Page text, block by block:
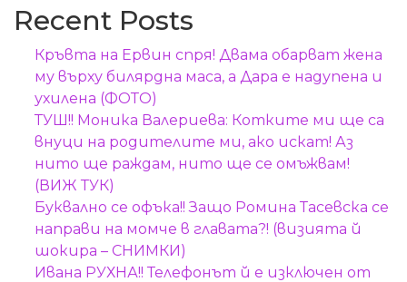
Recent Posts
Кръвта на Ервин спря! Двама обарват жена
му върху билярдна маса, а Дара е надупена и
ухилена (ФОТО)
ТУШ!! Моника Валериева: Котките ми ще са
внуци на родителите ми, ако искат! Аз
нито ще раждам, нито ще се омъжвам!
(ВИЖ ТУК)
Буквално се офъка!! Защо Ромина Тасевска се
направи на момче в главата?! (визията й
шокира – СНИМКИ)
Ивана РУХНА!! Телефонът й е изключен от